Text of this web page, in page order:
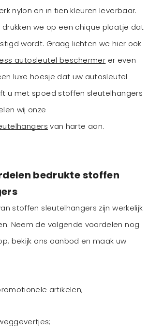
nylon en in tien kleuren leverbaar.
we op een chique plaatje dat
wordt. Graag lichten we hier ook
autosleutel beschermer er even
luxe hoesje dat uw autosleutel
u met spoed stoffen sleutelhangers
wij onze
van harte aan.
bedrukte stoffen
stoffen sleutelhangers zijn werkelijk
Neem de volgende voordelen nog
bekijk ons aanbod en maak uw
artikelen;